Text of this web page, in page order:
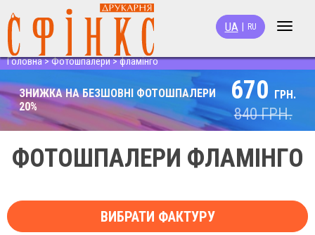
Toggle
UA RU
Головна>Фотошпалери>фламінго
ЗНИЖКА НА БЕЗШОВНІ ФОТОШПАЛЕРИ
20%
670 ГРН.
840ГРН.
ФОТОШПАЛЕРИ ФЛАМІНГО
ВИБРАТИ ФАКТУРУ